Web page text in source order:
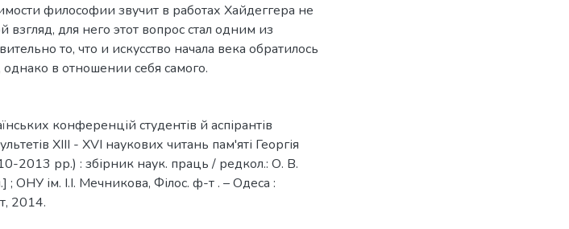
философии звучит в работах Хайдеггера не
взгляд, для него этот вопрос стал одним из
то, что и искусство начала века обратилось
в отношении себя самого.
конференцій студентів й аспірантів
XIII - XVI наукових читань пам'яті Георгія
2013 рр.) : збірник наук. праць / редкол.: О. В.
; ОНУ ім. І.І. Мечникова, Філос. ф-т . – Одеса :
2014.